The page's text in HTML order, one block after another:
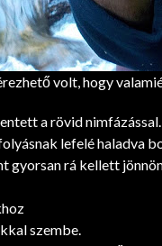
volt, hogy
a rövid
lefelé haladva
gyorsan rá kellett